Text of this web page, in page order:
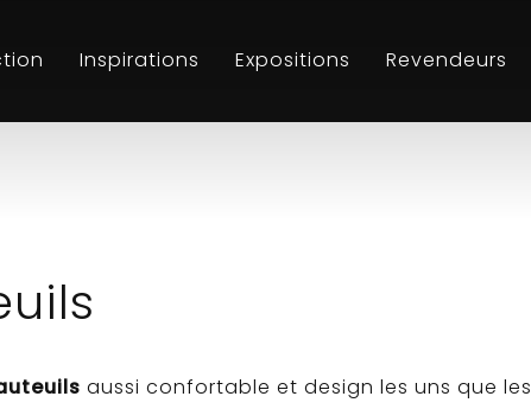
Inspirations Expositions Revendeurs
aussi confortable et design les uns que les